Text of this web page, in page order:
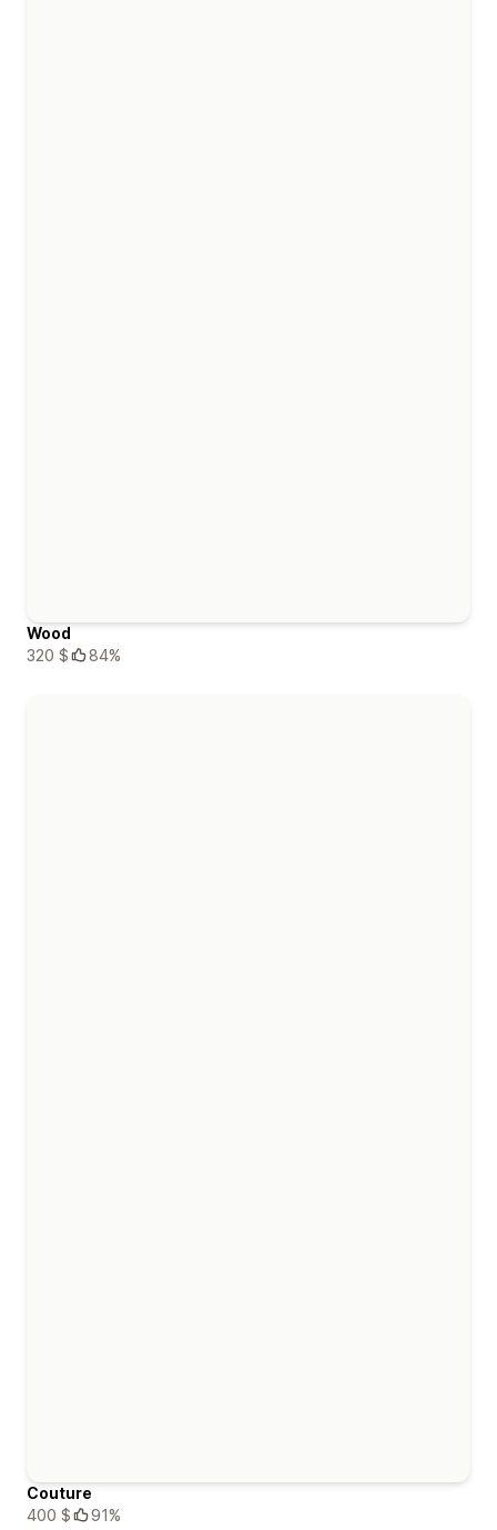
Wood
320 $
84%
Couture
400 $
91%